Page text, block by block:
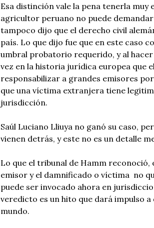
Esa distinción vale la pena tenerla muy
agricultor peruano no puede
tampoco dijo que el derecho civil
país. Lo que dijo fue que en este caso
umbral probatorio requerido, y al
vez en la historia jurídica europea que
responsabilizar a grandes emisores
que una víctima extranjera tiene
jurisdicción.
Saúl Luciano Lliuya no ganó su caso,
vienen detrás, y este no es un detalle
Lo que el tribunal de Hamm
emisor y el damnificado o víctima no
puede ser invocado ahora en
veredicto es un hito que dará impulso
mundo.